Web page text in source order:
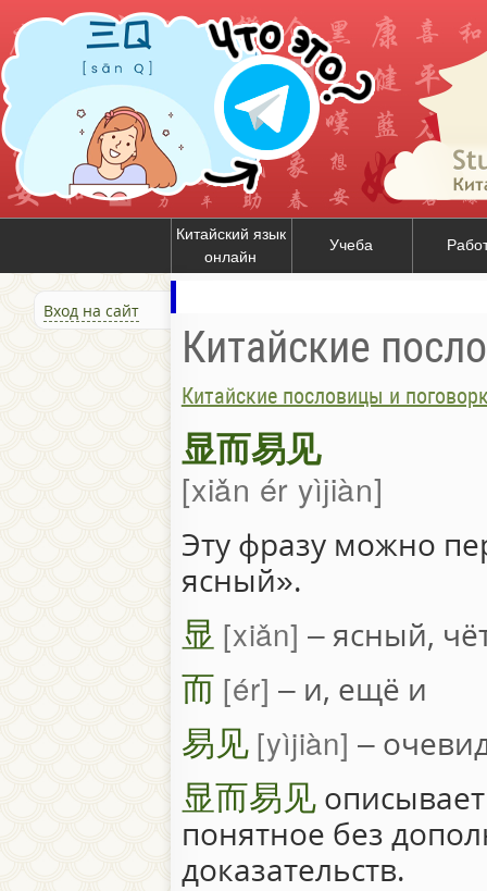
Китайский язык
онлайн
Учеба
Вход на сайт
Китайские
Китайские пословицы и
显而易见
xiǎn ér yìjiàn
Эту фразу можно
ясный».
显 xiǎn – ясный,
而 ér – и, ещё и
易见 yìjiàn –
显而易见
понятное без
доказательств.